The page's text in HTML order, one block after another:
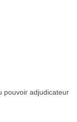
pouvoir adjudicateur